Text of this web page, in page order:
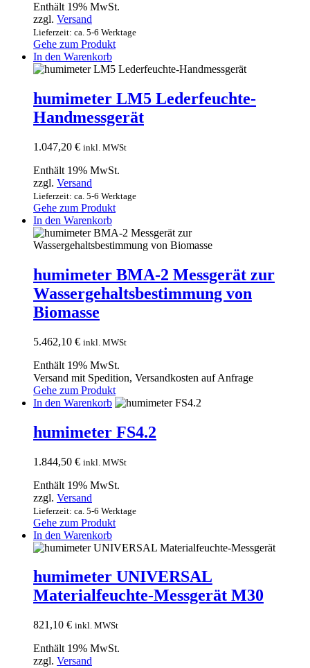
Enthält 19% MwSt.
zzgl. Versand
Lieferzeit: ca. 5-6 Werktage
Gehe zum Produkt
In den Warenkorb
humimeter LM5 Lederfeuchte-
Handmessgerät
1.047,20 € inkl. MWSt
Enthält 19% MwSt.
zzgl. Versand
Lieferzeit: ca. 5-6 Werktage
Gehe zum Produkt
In den Warenkorb
humimeter BMA-2 Messgerät zur
Wassergehaltsbestimmung von
Biomasse
5.462,10 € inkl. MWSt
Enthält 19% MwSt.
Versand mit Spedition, Versandkosten auf Anfrage
Gehe zum Produkt
In den Warenkorb
humimeter FS4.2
1.844,50 € inkl. MWSt
Enthält 19% MwSt.
zzgl. Versand
Lieferzeit: ca. 5-6 Werktage
Gehe zum Produkt
In den Warenkorb
humimeter UNIVERSAL
Materialfeuchte-Messgerät M30
821,10 € inkl. MWSt
Enthält 19% MwSt.
zzgl. Versand